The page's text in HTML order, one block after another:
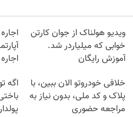
ویدیو هولناک از جوان کارتن
خوابی که میلیاردر شد.
آموزش رایگان
خلافی خودروتو الان ببین، با
پلاک و کد ملی، بدون نیاز به
مراجعه حضوری
اگه